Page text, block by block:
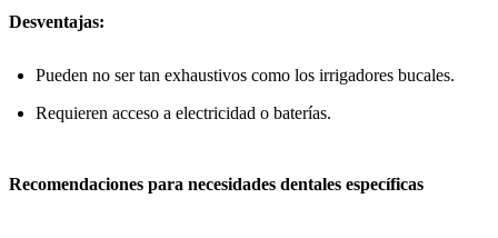
Desventajas:
Pueden no ser tan exhaustivos como los irrigadores bucales.
Requieren acceso a electricidad o baterías.
Recomendaciones para necesidades dentales específicas